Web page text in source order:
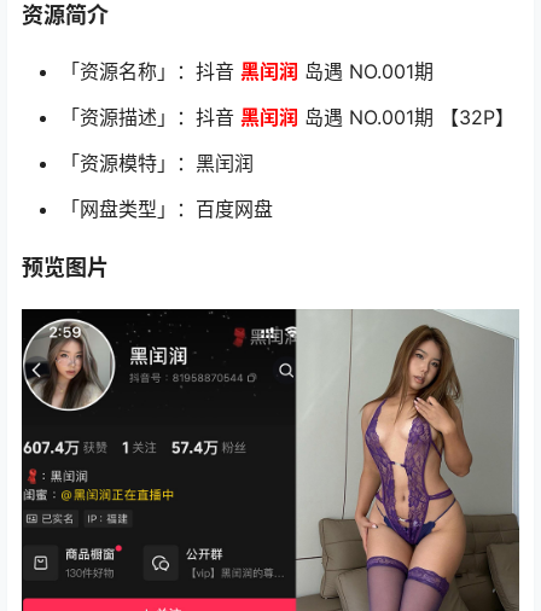
资源简介
「资源名称」：抖音 黑闰润 岛遇 NO.001期
「资源描述」：抖音 黑闰润 岛遇 NO.001期 【32P】
「资源模特」：黑闰润
「网盘类型」：百度网盘
预览图片